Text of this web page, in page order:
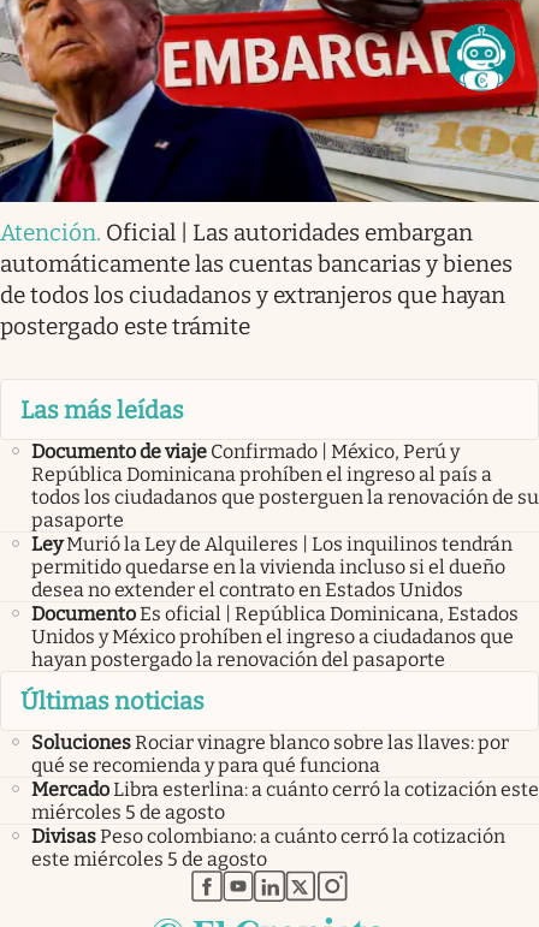
Atención. Oficial | Las autoridades embargan
automáticamente las cuentas bancarias y bienes
de todos los ciudadanos y extranjeros que hayan
postergado este trámite
Las más leídas
Documento de viaje Confirmado | México, Perú y
República Dominicana prohíben el ingreso al país a
todos los ciudadanos que posterguen la renovación de su
pasaporte
LeyMurió la Ley de Alquileres | Los inquilinos tendrán
permitido quedarse en la vivienda incluso si el dueño
desea no extender el contrato en Estados Unidos
DocumentoEs oficial | República Dominicana, Estados
Unidos y México prohíben el ingreso a ciudadanos que
hayan postergado la renovación del pasaporte
Últimas noticias
SolucionesRociar vinagre blanco sobre las llaves: por
qué se recomienda y para qué funciona
MercadoLibra esterlina: a cuánto cerró la cotización este
miércoles 5 de agosto
DivisasPeso colombiano: a cuánto cerró la cotización
este miércoles 5 de agosto
abre en nueva pestaña
abre en nueva pestaña
abre en nueva pestaña
abre en nueva pestaña
abre en nueva pestaña